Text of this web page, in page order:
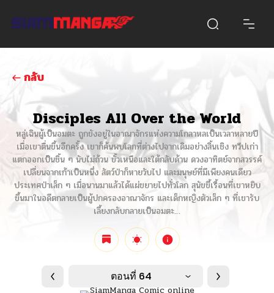
กลับ
Disciples All Over the World
หลู่เฉินผู้เป็นอมตะ ถูกขังอยู่ในอาณาจักรแห่งความโกลาหลเป็นเวลาหลายปี
เมื่อเขาตื่นขึ้นอีกครั้ง เขาก็ค้นพบโลกที่ต่างไปจากเดิมอย่างสิ้นเชิง ทวีปเก่า
แตกออกเป็นชิ้น ๆ นับไม่ถ้วน ขั้วเหนือและใต้กลับด้าน ดวงอาทิตย์จากสวรรค์
เปลี่ยนจากเก้าเป็นหนึ่ง สัตว์ป่าก็หายวับไป และมนุษย์ที่มีเพียงคนเดียว
ประเทศป่าเล็ก ๆ เมื่อนานมาแล้วได้แผ่ขยายไปทั่วโลก สุนัขขี้เรื้อนที่เขาหยิบ
ขึ้นมาในอดีตกลายเป็นผู้ปกครองอาณาจักร และเด็กหญิงตัวเล็ก ๆ ที่เขารับ
เลี้ยงกลับกลายเป็นอมตะ…
ตอนที่ 64